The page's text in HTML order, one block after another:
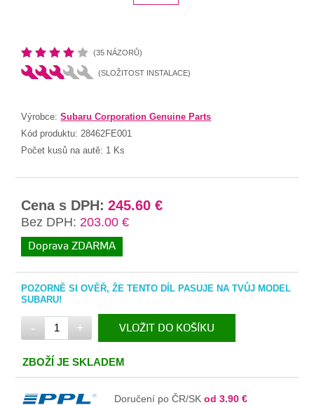
(35 NÁZORŮ)
(SLOŽITOST INSTALACE)
Výrobce:Subaru Corporation Genuine Parts
Kód produktu: 28462FE001
Počet kusů na autě: 1 Ks
Cena s DPH: 245.60 €
Bez DPH: 203.00 €
Doprava ZDARMA
POZORNĚ SI OVĚŘ, ŽE TENTO DÍL PASUJE NA TVŮJ MODEL
SUBARU!
- + VLOŽIT DO KOŠÍKU
ZBOŽÍ JE SKLADEM
Doručení po ČR/SKod 3.90 €